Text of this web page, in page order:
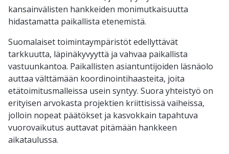
kansainvälisten hankkeiden monimutkaisuutta
hidastamatta paikallista etenemistä.
Suomalaiset toimintaympäristöt edellyttävät
tarkkuutta, läpinäkyvyyttä ja vahvaa paikallista
vastuunkantoa. Paikallisten asiantuntijoiden läsnäolo
auttaa välttämään koordinointihaasteita, joita
etätoimitusmalleissa usein syntyy. Suora yhteistyö on
erityisen arvokasta projektien kriittisissä vaiheissa,
jolloin nopeat päätökset ja kasvokkain tapahtuva
vuorovaikutus auttavat pitämään hankkeen
aikataulussa.